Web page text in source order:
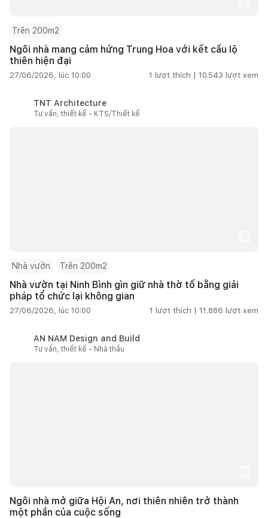
Trên 200m2
Ngôi nhà mang cảm hứng Trung Hoa với kết cấu lộ
thiên hiện đại
27/06/2026, lúc 10:00 1 lượt thích | 10.543 lượt xem
TNT Architecture
Tư vấn, thiết kế - KTS/Thiết kế
Nhà vườn Trên 200m2
Nhà vườn tại Ninh Bình gìn giữ nhà thờ tổ bằng giải
pháp tổ chức lại không gian
27/06/2026, lúc 10:00 1 lượt thích | 11.886 lượt xem
AN NAM Design and Build
Tư vấn, thiết kế - Nhà thầu
Ngôi nhà mở giữa Hội An, nơi thiên nhiên trở thành
một phần của cuộc sống